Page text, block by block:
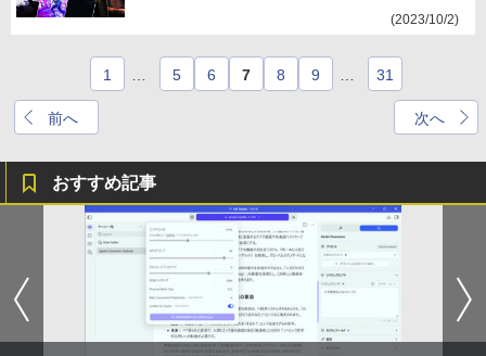
(2023/10/2)
前へ
1 5 6 7 8 9 31
次へ
おすすめ記事